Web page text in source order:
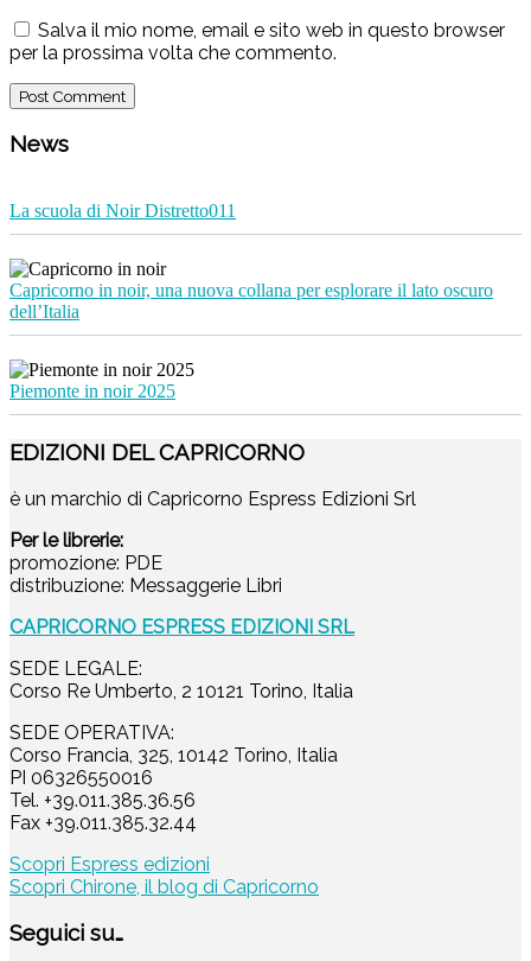
Salva il mio nome, email e sito web in questo browser
per la prossima volta che commento.
News
La scuola di Noir Distretto011
Capricorno in noir, una nuova collana per esplorare il lato oscuro
dell’Italia
Piemonte in noir 2025
EDIZIONI DEL CAPRICORNO
è un marchio di Capricorno Espress Edizioni Srl
Per le librerie:
promozione: PDE
distribuzione: Messaggerie Libri
CAPRICORNO ESPRESS EDIZIONI SRL
SEDE LEGALE:
Corso Re Umberto, 2 10121 Torino, Italia
SEDE OPERATIVA:
Corso Francia, 325, 10142 Torino, Italia
PI 06326550016
Tel. +39.011.385.36.56
Fax +39.011.385.32.44
Scopri Espress edizioni
Scopri Chirone, il blog di Capricorno
Seguici su…